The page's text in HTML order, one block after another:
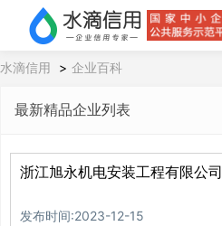
水滴信用 > 企业百科
最新精品企业列表
浙江旭永机电安装工程有限公司
发布时间:2023-12-15